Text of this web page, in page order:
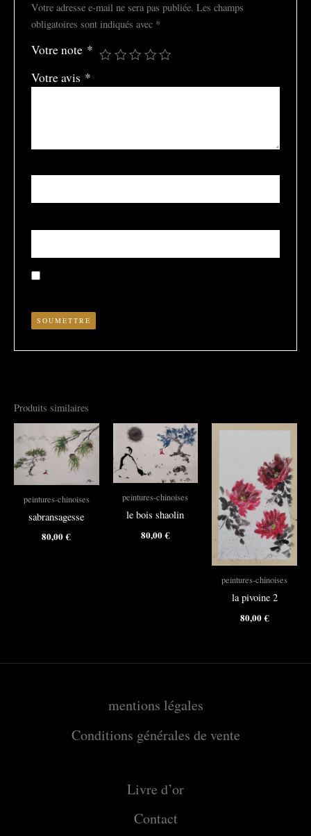
Votre adresse e-mail ne sera pas publiée. Les champs
obligatoires sont indiqués avec *
Votre note *
Votre avis *
Produits similaires
peintures-chinoises
sabransagesse
80,00€
peintures-chinoises
le bois shaolin
80,00€
peintures-chinoises
la pivoine 2
80,00€
mentions légales
Conditions générales de vente
Livre d’or
Contact